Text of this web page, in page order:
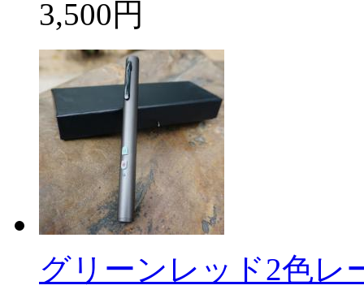
3,500円
グリーンレッド2色レ